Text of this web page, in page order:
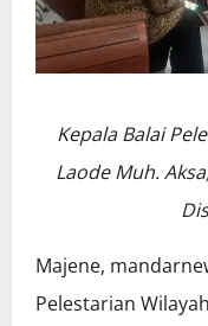
Kepala Balai
Laode Muh.
Majene,
Pelestarian